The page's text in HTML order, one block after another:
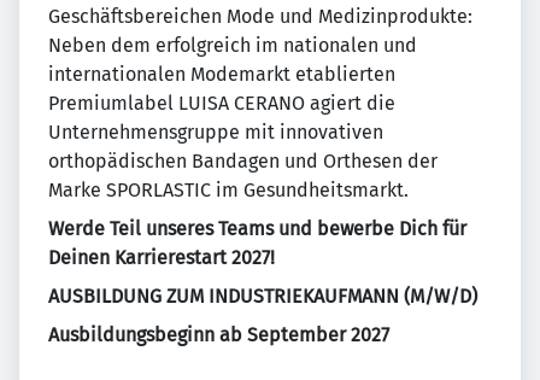
Geschäftsbereichen Mode und Medizinprodukte:
Neben dem erfolgreich im nationalen und
internationalen Modemarkt etablierten
Premiumlabel LUISA CERANO agiert die
Unternehmensgruppe mit innovativen
orthopädischen Bandagen und Orthesen der
Marke SPORLASTIC im Gesundheitsmarkt.
Werde Teil unseres Teams und bewerbe Dich für
Deinen Karrierestart 2027!
AUSBILDUNG ZUM INDUSTRIEKAUFMANN (M/W/D)
Ausbildungsbeginn ab September 2027